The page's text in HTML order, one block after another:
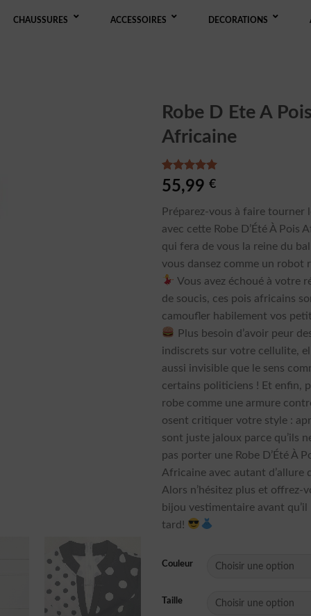
CHAUSSURES ACCESSOIRES DECORATIONS
Robe D Ete A
Africaine
Noté5.00
sur 5 basé
3
notations
client
55,99€
Préparez-vous à faire tourner
avec cette Robe D’Été À Pois
qui fera de vous la reine du
vous dansez comme un robot
Vous avez échoué à votre
de soucis, ces pois africains
camoufler habilement vos
Plus besoin d’avoir peur
indiscrets sur votre cellulite,
aussi invisible que le sens
certains politiciens ! Et enfin,
robe comme une armure
osent critiquer votre style :
sont juste jaloux parce qu’ils
pas porter une Robe D’Été À
Africaine avec autant d’allure
Alors n’hésitez plus et offrez-
bijou vestimentaire avant
tard!
Couleur
Taille